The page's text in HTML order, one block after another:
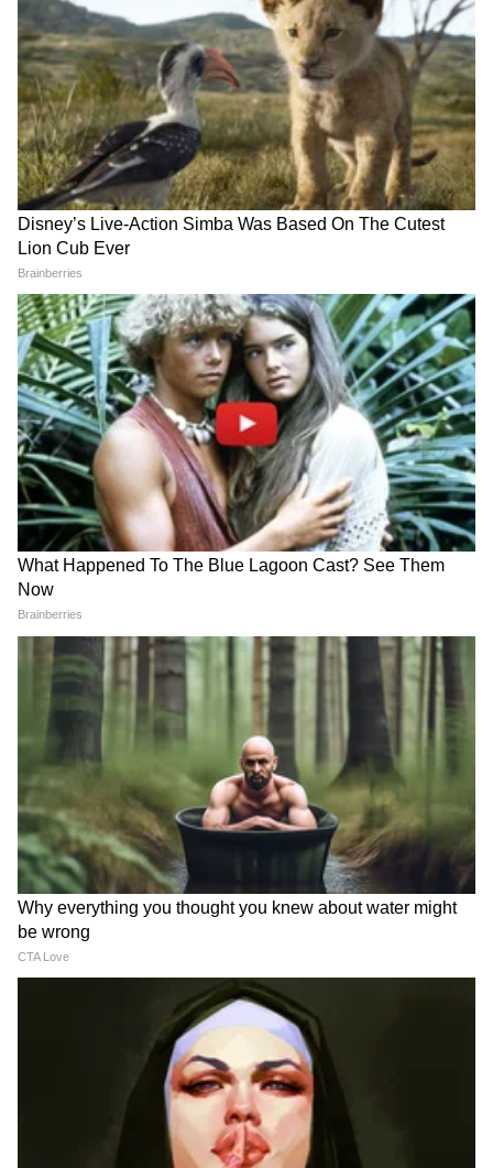
Related Articles
Vastu Tips: घराचा मेन डोअर कसा असावा? जाणून घ्या
योग्य दिशा, रंग, आकार
Vastu Tips : घरातील ‘ही’ दिशा करियरसाठी ठरते
भाग्यवान; वास्तुशास्त्रानुसार करा हे प्रभावी उपाय
3
13
Image Credit :Getty
वृषभ राशिफल (Dainik Vrishbha Rashifal)
या राशीच्या लोकांची आर्थिक स्थिती सुधारू शकते. तुम्ही
दिलेली वचनं पूर्ण करू शकाल. करिअरमध्ये पुढे जाण्याची
संधी मिळेल. मित्रांसोबत चांगला वेळ जाईल. उत्पन्नाचे नवे
स्रोत मिळू शकतात. आरोग्याबाबत मात्र अधिक काळजी
घ्यावी लागेल.
Image Credit :
मिथुन राशिफल (Dainik Mithun Rashifal)
या राशीच्या लोकांची रखडलेली कामं पूर्ण होऊ शकतात.
छोट्या-छोट्या गोष्टींवरून राग येऊ शकतो, त्यामुळे
बोलण्यावर नियंत्रण ठेवा. मित्रांसोबत एखाद्या गोष्टीवरून
वाद होण्याची शक्यता आहे. कायदेशीर बाबींमध्ये यश
मिळणार नाही. प्रेमसंबंध तुटू शकतात.